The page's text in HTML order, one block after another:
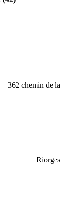
362 chemin de la
Riorges